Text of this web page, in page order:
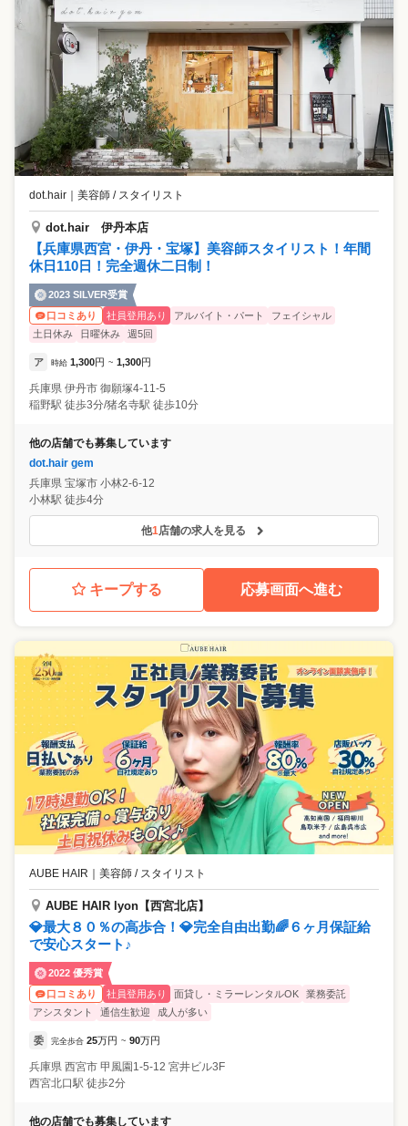
dot.hair 美容師 / スタイリスト
dot.hair 伊丹本店
【兵庫県西宮・伊丹・宝塚】美容師スタイリスト！年間
休日110日！完全週休二日制！
2023 SILVER受賞
口コミあり
社員登用あり アルバイト・パート
フェイシャル
土日休み
日曜休み 週5回
ア 時給 1,300円 ~ 1,300円
兵庫県 伊丹市 御願塚4-11-5
稲野駅 徒歩3分/猪名寺駅 徒歩10分
他の店舗でも募集しています
dot.hair gem
兵庫県 宝塚市 小林2-6-12
小林駅 徒歩4分
他1店舗の求人を見る
キープする 応募画面へ進む
AUBE HAIR 美容師 / スタイリスト
AUBE HAIR lyon【西宮北店】
💎最大８０％の高歩合！💎完全自由出勤🌈６ヶ月保証給
で安心スタート♪
2022 優秀賞
口コミあり
社員登用あり 面貸し・ミラーレンタルOK
業務委託
アシスタント
通信生歓迎 成人が多い
委 完全歩合 25万円 ~ 90万円
兵庫県 西宮市 甲風園1-5-12 宮井ビル3F
西宮北口駅 徒歩2分
他の店舗でも募集しています